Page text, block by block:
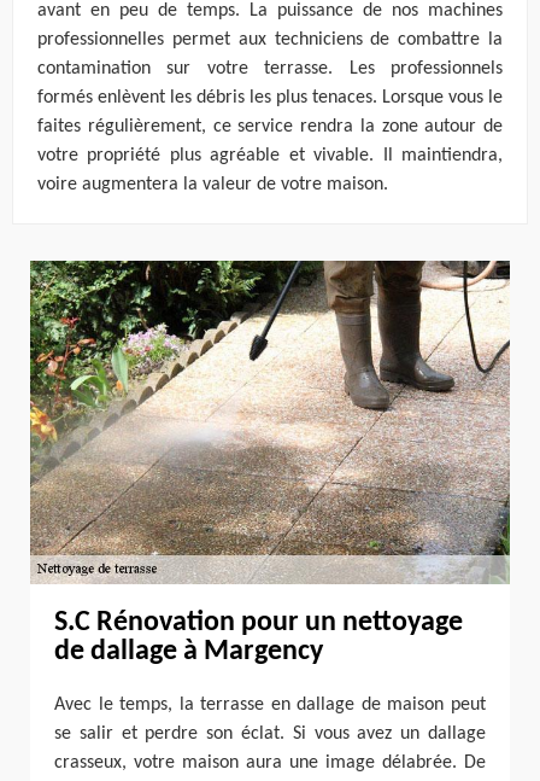
avant en peu de temps. La puissance de nos machines
professionnelles permet aux techniciens de combattre la
contamination sur votre terrasse. Les professionnels
formés enlèvent les débris les plus tenaces. Lorsque vous le
faites régulièrement, ce service rendra la zone autour de
votre propriété plus agréable et vivable. Il maintiendra,
voire augmentera la valeur de votre maison.
S.C Rénovation pour un nettoyage
de dallage à Margency
Avec le temps, la terrasse en dallage de maison peut
se salir et perdre son éclat. Si vous avez un dallage
crasseux, votre maison aura une image délabrée. De